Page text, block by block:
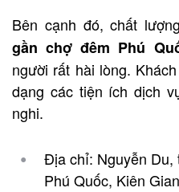
Bên cạnh đó, chất
gần chợ đêm Phú
người rất hài lòng.
dạng các tiện ích dịch
nghi.
Địa chỉ: Nguyễn
Phú Quốc, Kiên